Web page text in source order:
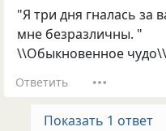
"Я три дня гналась за
мне безразличны. "
\\Обыкновенное чудо\\
Ответить
Показать 1 ответ